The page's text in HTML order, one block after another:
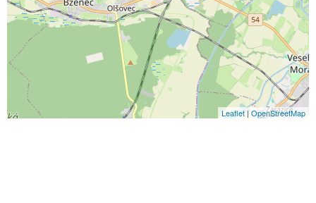
Leaflet | OpenStreetMap